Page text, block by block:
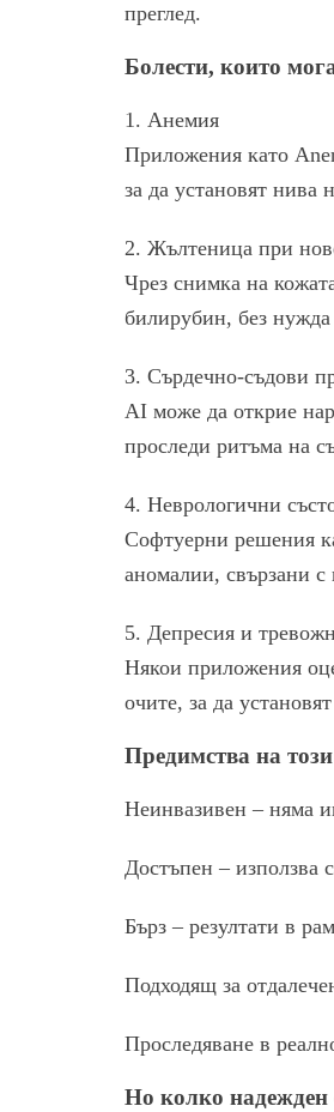
преглед.
Болести, които
1. Анемия
Приложения като
за да установят
2. Жълтеница при
Чрез снимка на
билирубин, без нужда
3. Сърдечно-съдови
AI може да открие
проследи ритъма на
4. Неврологични
Софтуерни решения
аномалии, свързани с
5. Депресия и
Някои приложения
очите, за да
Предимства на
Неинвазивен – няма
Достъпен – използва
Бърз – резултати в
Подходящ за
Проследяване в
Но колко надежден